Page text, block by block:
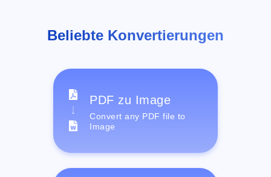
Beliebte Konvertierungen
PDF zu Image
Convert any PDF file to
Image